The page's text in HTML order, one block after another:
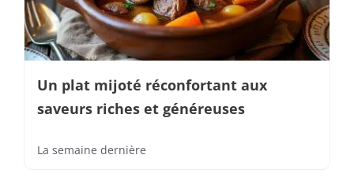
Un plat mijoté réconfortant aux
saveurs riches et généreuses
La semaine dernière